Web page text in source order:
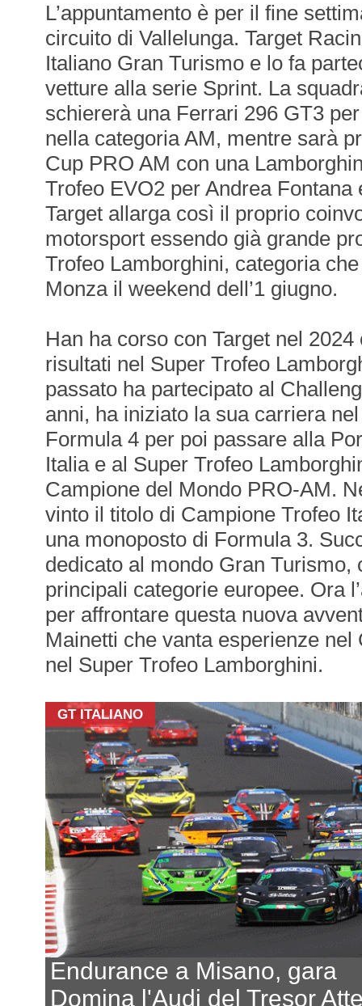
L’appuntamento è per il fine
circuito di Vallelunga. Target
Italiano Gran Turismo e lo fa
vetture alla serie Sprint. La
schiererà una Ferrari 296 GT3
nella categoria AM, mentre sarà
Cup PRO AM con una
Trofeo EVO2 per Andrea
Target allarga così il proprio
motorsport essendo già grande
Trofeo Lamborghini, categoria
Monza il weekend dell’1 giugno.
Han ha corso con Target nel
risultati nel Super Trofeo
passato ha partecipato al
anni, ha iniziato la sua carriera
Formula 4 per poi passare alla
Italia e al Super Trofeo
Campione del Mondo PRO-AM.
vinto il titolo di Campione Trofeo
una monoposto di Formula 3.
dedicato al mondo Gran Turismo,
principali categorie europee. Ora
per affrontare questa nuova
Mainetti che vanta esperienze
nel Super Trofeo Lamborghini.
GT ITALIANO
Endurance a Misano, gara
Domina l'Audi del Tresor